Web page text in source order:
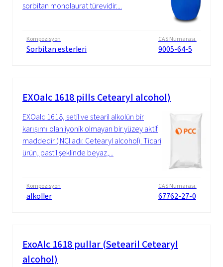
sorbitan monolaurat türevidir....
Kompozisyon
Sorbitan esterleri
CAS Numarası.
9005-64-5
EXOalc 1618 pills Cetearyl alcohol)
EXOalc 1618, setil ve stearil alkolün bir
karışımı olan iyonik olmayan bir yüzey aktif
maddedir (INCI adı: Cetearyl alcohol). Ticari
ürün, pastil şeklinde beyaz,...
Kompozisyon
alkoller
CAS Numarası.
67762-27-0
ExoAlc 1618 pullar (Setearil Cetearyl
alcohol)